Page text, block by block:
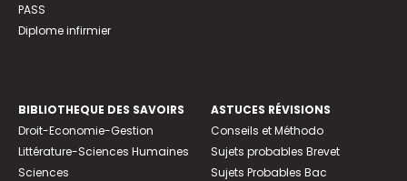
PASS
Diplome infirmier
BIBLIOTHEQUE DES SAVOIRS
Droit-Economie-Gestion
Littérature-Sciences Humaines
Sciences
ASTUCES RÉVISIONS
Conseils et Méthodo
Sujets probables Brevet
Sujets Probables Bac